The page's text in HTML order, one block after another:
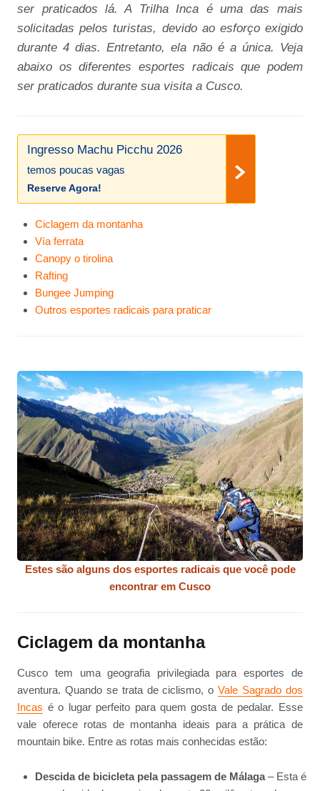
ser praticados lá. A Trilha Inca é uma das mais
solicitadas pelos turistas, devido ao esforço exigido
durante 4 dias. Entretanto, ela não é a única. Veja
abaixo os diferentes esportes radicais que podem
ser praticados durante sua visita a Cusco.
Ingresso Machu Picchu 2026
temos poucas vagas
Reserve Agora!
Ciclagem da montanha
Vía ferrata
Canopy o tirolina
Rafting
Bungee Jumping
Outros esportes radicais para praticar
Estes são alguns dos esportes radicais que você pode
encontrar em Cusco
Ciclagem da montanha
Cusco tem uma geografia privilegiada para esportes de
aventura. Quando se trata de ciclismo, oVale Sagrado dos
Incas é o lugar perfeito para quem gosta de pedalar. Esse
vale oferece rotas de montanha ideais para a prática de
mountain bike. Entre as rotas mais conhecidas estão:
Descida de bicicleta pela passagem de Málaga– Esta é